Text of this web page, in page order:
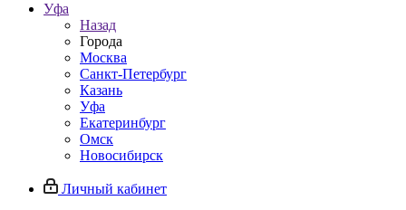
Уфа
Назад
Города
Москва
Санкт-Петербург
Казань
Уфа
Екатеринбург
Омск
Новосибирск
Личный кабинет